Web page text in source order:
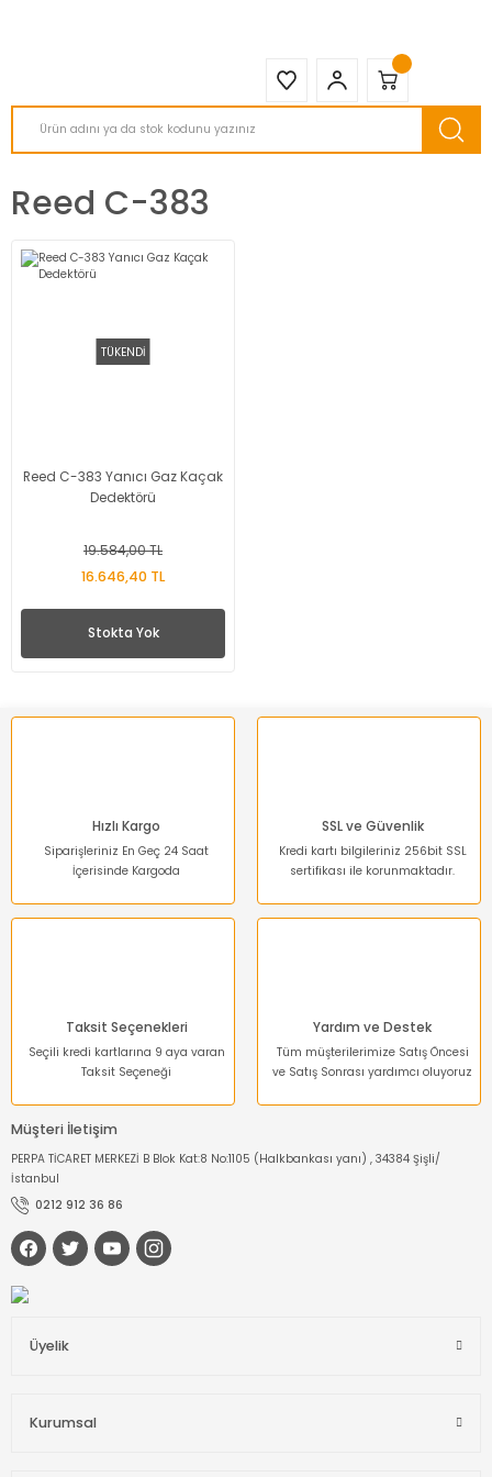
Reed C-383
TÜKENDİ
Reed C-383 Yanıcı Gaz Kaçak
Dedektörü
19.584,00 TL
16.646,40 TL
Stokta Yok
Hızlı Kargo
Siparişleriniz En Geç 24 Saat
İçerisinde Kargoda
SSL ve Güvenlik
Kredi kartı bilgileriniz 256bit SSL
sertifikası ile korunmaktadır.
Taksit Seçenekleri
Seçili kredi kartlarına 9 aya varan
Taksit Seçeneği
Yardım ve Destek
Tüm müşterilerimize Satış Öncesi
ve Satış Sonrası yardımcı oluyoruz
Müşteri İletişim
PERPA TİCARET MERKEZİ B Blok Kat:8 No:1105 (Halkbankası yanı) , 34384 Şişli/
İstanbul
0212 912 36 86
Üyelik
Kurumsal